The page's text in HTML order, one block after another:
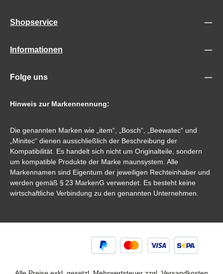
Shopservice
Informationen
Folge uns
Hinweis zur Markennennung:
Die genannten Marken wie „item“, „Bosch“, „Beewatec“ und
„Minitec“ dienen ausschließlich der Beschreibung der
Kompatibilität. Es handelt sich nicht um Originalteile, sondern
um kompatible Produkte der Marke maunsystem. Alle
Markennamen sind Eigentum der jeweiligen Rechteinhaber und
werden gemäß § 23 MarkenG verwendet. Es besteht keine
wirtschaftliche Verbindung zu den genannten Unternehmen.